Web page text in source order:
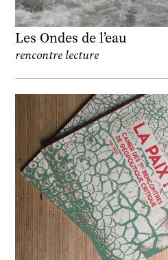
Les Ondes de l’eau
rencontre lecture